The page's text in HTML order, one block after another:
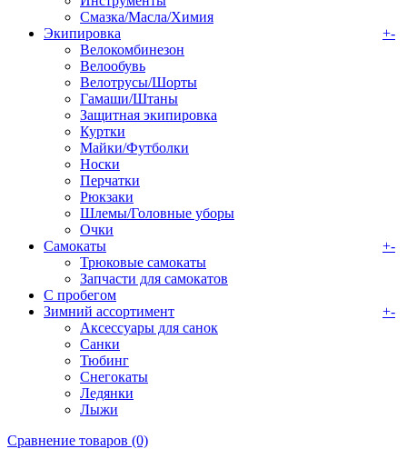
Смазка/Масла/Химия
Экипировка
+-
Велокомбинезон
Велообувь
Велотрусы/Шорты
Гамаши/Штаны
Защитная экипировка
Куртки
Майки/Футболки
Носки
Перчатки
Рюкзаки
Шлемы/Головные уборы
Очки
Самокаты
+-
Трюковые самокаты
Запчасти для самокатов
С пробегом
Зимний ассортимент
+-
Аксессуары для санок
Санки
Тюбинг
Снегокаты
Ледянки
Лыжи
Сравнение товаров (0)